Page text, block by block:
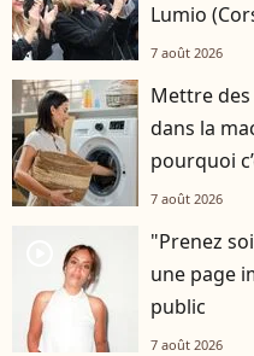
Lumio
7 août 2026
Mettre
dans la
pourquoi
7 août 2026
"Prenez
une page
public
7 août 2026